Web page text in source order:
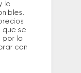
la
que se
por lo
con